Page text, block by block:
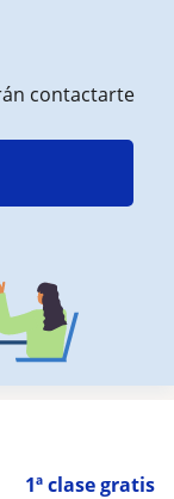
contactarte
1ª clase gratis